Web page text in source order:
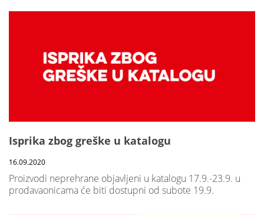
Isprika zbog greške u katalogu
16.09.2020
Proizvodi neprehrane objavljeni u katalogu 17.9.-23.9. u
prodavaonicama će biti dostupni od subote 19.9.